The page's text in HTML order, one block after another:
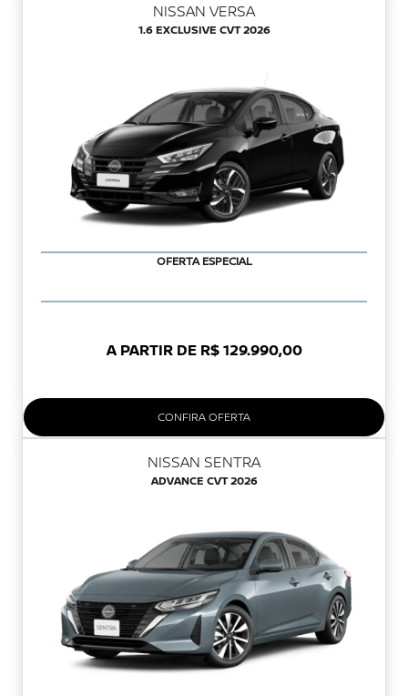
NISSAN VERSA
1.6 EXCLUSIVE CVT 2026
OFERTA ESPECIAL
A PARTIR DE R$ 129.990,00
CONFIRA OFERTA
NISSAN SENTRA
ADVANCE CVT 2026